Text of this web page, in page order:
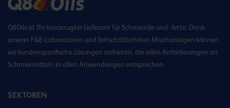
Q8Oils ist Ihr bevorzugter Lieferant für Schmieröle und -fette. Dank
unserer F&E-Laboratorien und fortschrittlichsten Mischanlagen können
wir kundenspezifische Lösungen anbieten, die allen Anforderungen an
Schmiermitteln in allen Anwendungen entsprechen.
SEKTOREN